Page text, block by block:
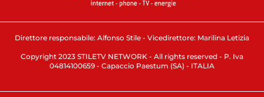
Direttore responsabile: Alfonso Stile - Vicedirettore: Marilina Letizia
Copyright 2023 STILETV NETWORK - All rights reserved - P. Iva
04814100659 - Capaccio Paestum (SA) - ITALIA